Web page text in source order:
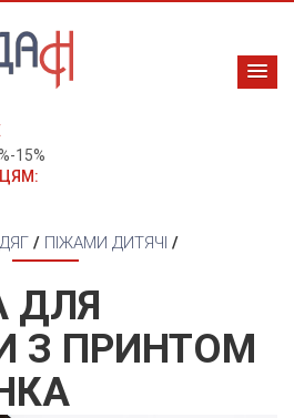
15%
/ ПІЖАМИ ДИТЯЧІ /
ДЛЯ
З ПРИНТОМ